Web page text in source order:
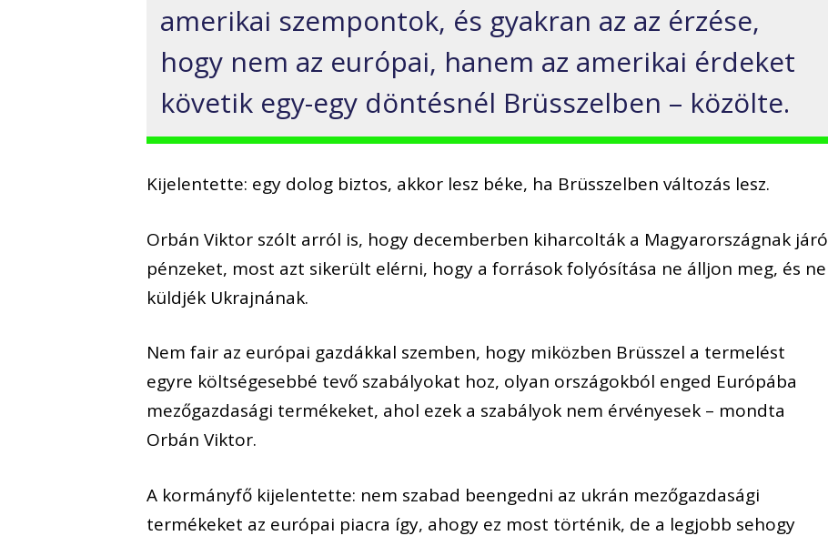
amerikai szempontok, és gyakran az az érzése,
hogy nem az európai, hanem az amerikai érdeket
követik egy-egy döntésnél Brüsszelben – közölte.
Kijelentette: egy dolog biztos, akkor lesz béke, ha Brüsszelben változás lesz.
Orbán Viktor szólt arról is, hogy decemberben kiharcolták a Magyarországnak járó
pénzeket, most azt sikerült elérni, hogy a források folyósítása ne álljon meg, és ne
küldjék Ukrajnának.
Nem fair az európai gazdákkal szemben, hogy miközben Brüsszel a termelést
egyre költségesebbé tevő szabályokat hoz, olyan országokból enged Európába
mezőgazdasági termékeket, ahol ezek a szabályok nem érvényesek – mondta
Orbán Viktor.
A kormányfő kijelentette: nem szabad beengedni az ukrán mezőgazdasági
termékeket az európai piacra így, ahogy ez most történik, de a legjobb sehogy